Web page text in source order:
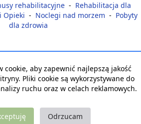
rehabilitacyjne - Rehabilitacja dla
Opieki - Noclegi nad morzem - Pobyty
dla zdrowia
cookie, aby zapewnić najlepszą jakość
Pliki cookie są wykorzystywane do
ruchu oraz w celach reklamowych.
Odrzucam